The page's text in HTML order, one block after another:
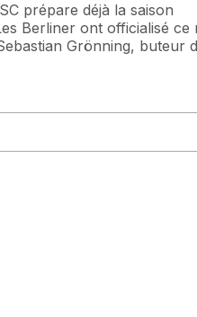
prépare déjà la saison
Berliner ont officialisé ce
Grönning, buteur